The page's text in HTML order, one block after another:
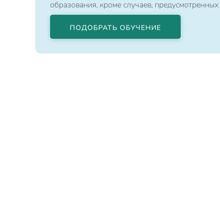
образования, кроме случаев,
ПОДОБРАТЬ ОБУЧЕНИЕ